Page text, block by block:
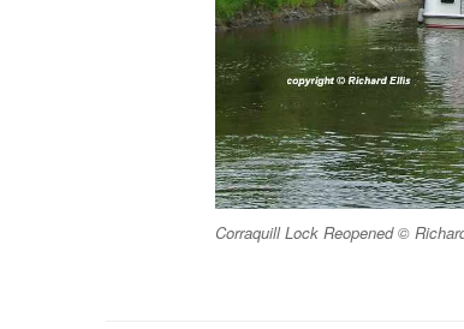
Corraquill Lock Reopened ©